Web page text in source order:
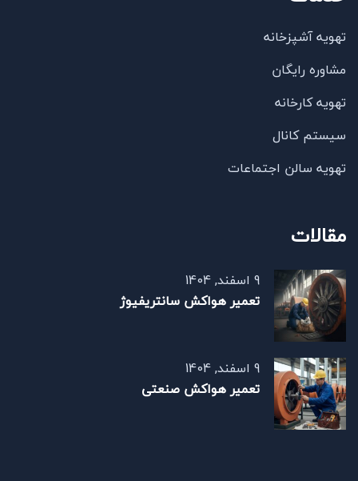
تهویه آشپزخانه
مشاوره رایگان
تهویه کارخانه
سیستم کانال
تهویه سالن اجتماعات
مقالات
9 اسفند, 1404
تعمیر هواکش سانتریفیوژ
9 اسفند, 1404
تعمیر هواکش صنعتی